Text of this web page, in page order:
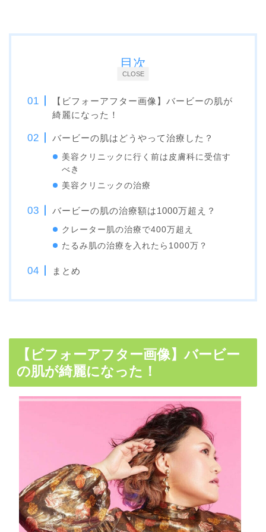
CLOSE
目次
【ビフォーアフター画像】バービーの肌が
綺麗になった！
バービーの肌はどうやって治療した？
美容クリニックに行く前は皮膚科に受信す
べき
美容クリニックの治療
バービーの肌の治療額は1000万超え？
クレーター肌の治療で400万超え
たるみ肌の治療を入れたら1000万？
まとめ
【ビフォーアフター画像】バービー
の肌が綺麗になった！